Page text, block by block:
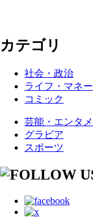
カテゴリ
社会・政治
ライフ・マネー
コミック
芸能・エンタメ
グラビア
スポーツ